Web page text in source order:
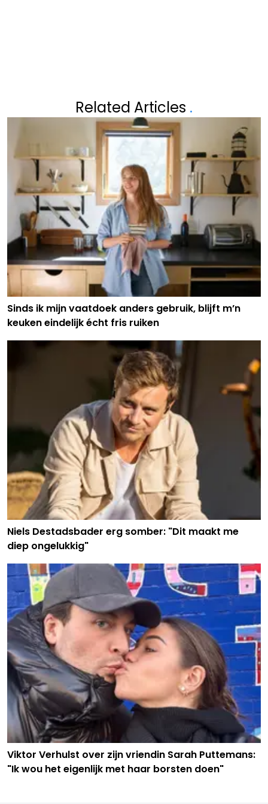
Related Articles .
Sinds ik mijn vaatdoek anders gebruik, blijft m’n
keuken eindelijk écht fris ruiken
Niels Destadsbader erg somber: "Dit maakt me
diep ongelukkig"
Viktor Verhulst over zijn vriendin Sarah Puttemans:
"Ik wou het eigenlijk met haar borsten doen"